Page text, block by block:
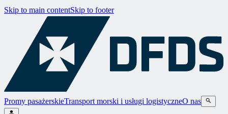
Skip to main contentSkip to footer
Promy pasażerskieTransport morski i usługi logistyczneO nas